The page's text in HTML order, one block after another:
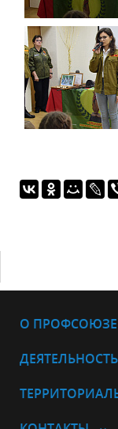
О ПРОФСОЮЗЕ
ДЕЯТЕЛЬНОСТЬ